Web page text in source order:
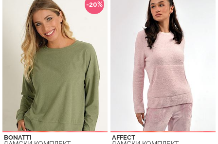
-20%
BONATTI AFFECT